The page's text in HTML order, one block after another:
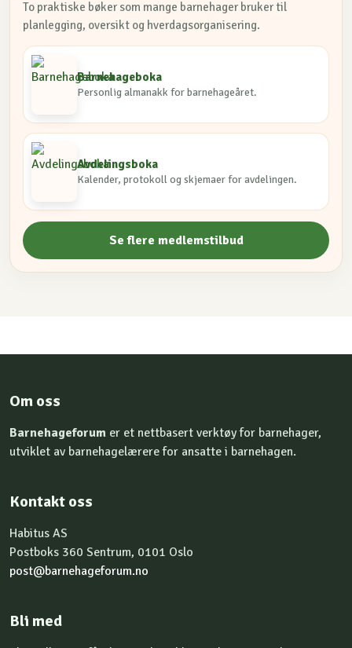
To praktiske bøker som mange barnehager bruker til
planlegging, oversikt og hverdagsorganisering.
Barnehageboka
Personlig almanakk for barnehageåret.
Avdelingsboka
Kalender, protokoll og skjemaer for avdelingen.
Se flere medlemstilbud
Om oss
Barnehageforum er et nettbasert verktøy for barnehager,
utviklet av barnehagelærere for ansatte i barnehagen.
Kontakt oss
Habitus AS
Postboks 360 Sentrum, 0101 Oslo
post@barnehageforum.no
Bli med